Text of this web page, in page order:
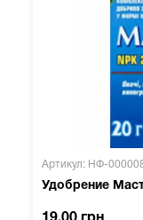
Артикул: НФ-
Удобрение